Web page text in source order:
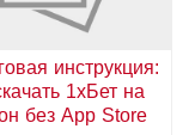
инструкция:
1хБет на
без App Store